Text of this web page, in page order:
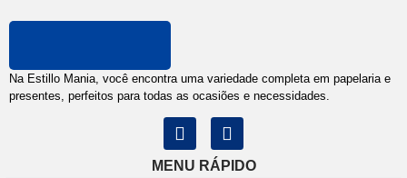
Na Estillo Mania, você encontra uma variedade completa em papelaria e
presentes, perfeitos para todas as ocasiões e necessidades.
MENU RÁPIDO